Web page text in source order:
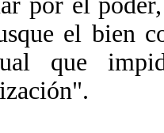
el bien
que